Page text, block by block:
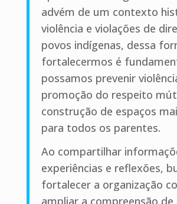
advém de um contexto
violência e violações de
povos indígenas, dessa
fortalecermos é
possamos prevenir
promoção do respeito
construção de espaços
para todos os parentes.
Ao compartilhar
experiências e reflexões,
fortalecer a organização
ampliar a compreensão de